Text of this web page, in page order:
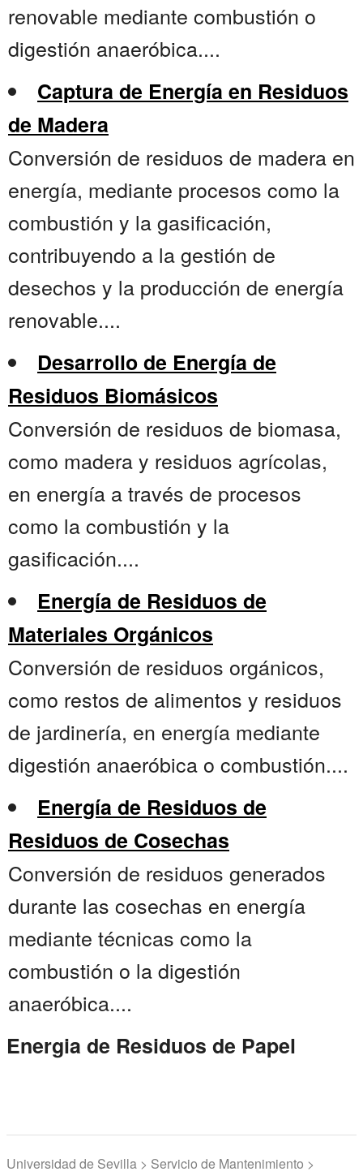
renovable mediante combustión o
digestión anaeróbica....
Captura de Energía en Residuos
de Madera
Conversión de residuos de madera en
energía, mediante procesos como la
combustión y la gasificación,
contribuyendo a la gestión de
desechos y la producción de energía
renovable....
Desarrollo de Energía de
Residuos Biomásicos
Conversión de residuos de biomasa,
como madera y residuos agrícolas,
en energía a través de procesos
como la combustión y la
gasificación....
Energía de Residuos de
Materiales Orgánicos
Conversión de residuos orgánicos,
como restos de alimentos y residuos
de jardinería, en energía mediante
digestión anaeróbica o combustión....
Energía de Residuos de
Residuos de Cosechas
Conversión de residuos generados
durante las cosechas en energía
mediante técnicas como la
combustión o la digestión
anaeróbica....
Energia de Residuos de Papel
Universidad de Sevilla > Servicio de Mantenimiento >